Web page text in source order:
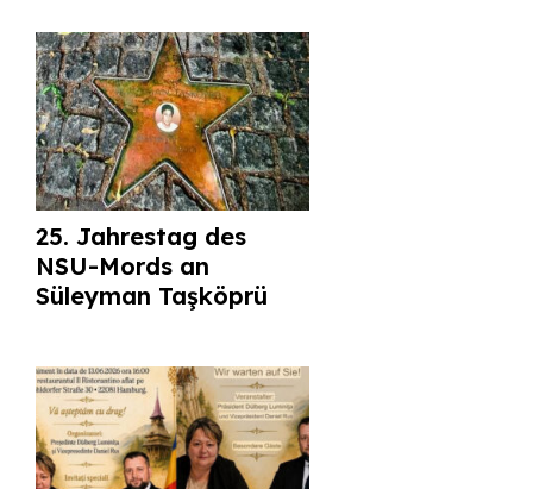
25. Jahrestag des
NSU-Mords an
Süleyman Taşköprü